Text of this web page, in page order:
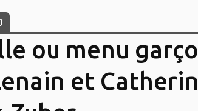
ou menu
et